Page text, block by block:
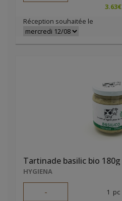
3.63€
Réception souhaitée le
Tartinade basilic bio 180g
HYGIENA
- 1 pc